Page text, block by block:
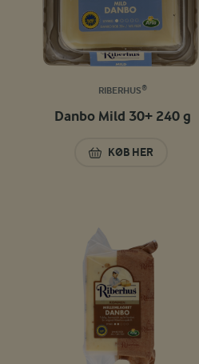
RIBERHUS®
Danbo Mild 30+ 240 g
KØB HER
DANBO MILD